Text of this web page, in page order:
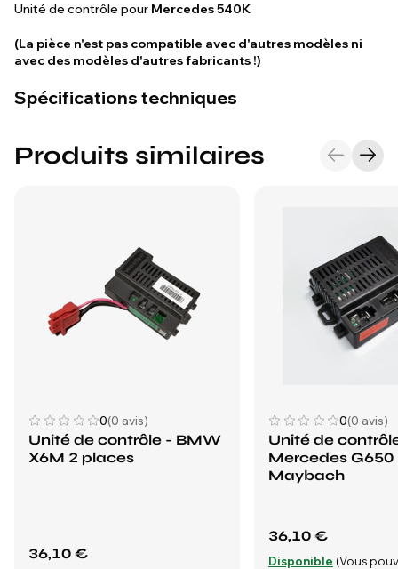
Unité de contrôle pour Mercedes 540K
(La pièce n'est pas compatible avec d'autres modèles ni
avec des modèles d'autres fabricants !)
Spécifications techniques
Produits similaires
0(0 avis)
Unité de contrôle - BMW
X6M 2 places
36,10 €
0(0 avis)
Unité de
Mercedes G650
Maybach
36,10 €
Disponible (Vous